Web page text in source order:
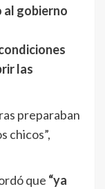
al gobierno
las
preparaban
chicos”,
que “ya